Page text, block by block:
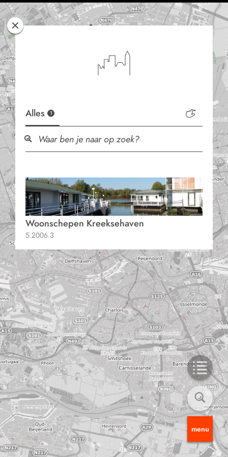
Rotterdam
menu
Alles 1
Woonschepen Kreeksehaven
5.2006.3